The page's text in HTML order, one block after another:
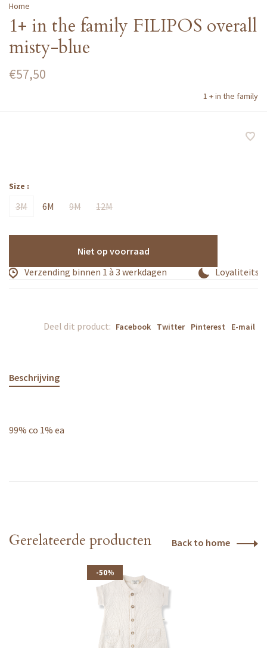
Home
1+ in the family FILIPOS overall
misty-blue
€57,50
1 + in the family
Size :
3M 6M 9M 12M
Niet op voorraad
Verzending binnen 1 à 3 werkdagen
Deel dit product: Facebook Twitter Pinterest E-mail
Beschrijving
99% co 1% ea
Gerelateerde producten Back to home
-50%